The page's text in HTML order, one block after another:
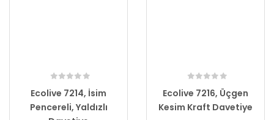
Ecolive 7214, İsim
Pencereli, Yaldızlı
Ecolive 7216, Üçgen
Kesim Kraft Davetiye